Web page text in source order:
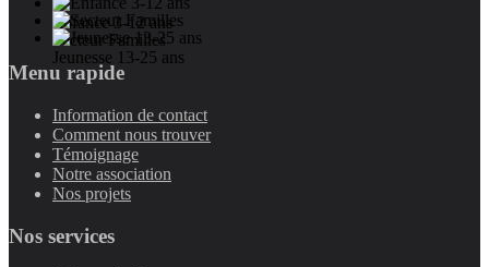
Enfance 3-12 ans
Secteur Familles
Jeunesse 13-25 ans
Menu rapide
Information de contact
Comment nous trouver
Témoignage
Notre association
Nos projets
Nos services